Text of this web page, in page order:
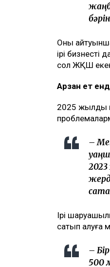
Оның
ірі бизнесті
сол ЖҚШ
Арзан ет
2025 жылдың
–
Ірі
сатып алуға
–
500